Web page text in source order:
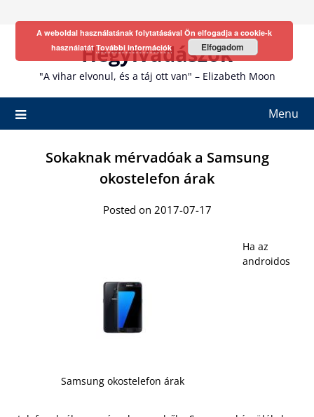
Hegyivadászok
"A vihar elvonul, és a táj ott van" – Elizabeth Moon
Menu
Sokaknak mérvadóak a Samsung
okostelefon árak
Posted on 2017-07-17
Samsung okostelefon árak
Ha az
androidos
A weboldal használatának folytatásával Ön elfogadja a cookie-k
használatátTovábbi információk Elfogadom